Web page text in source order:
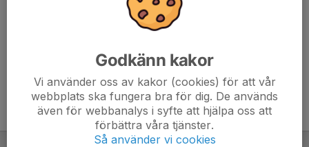
Godkänn kakor
Vi använder oss av kakor (cookies) för att vår
webbplats ska fungera bra för dig. De används
även för webbanalys i syfte att hjälpa oss att
förbättra våra tjänster.
Så använder vi cookies